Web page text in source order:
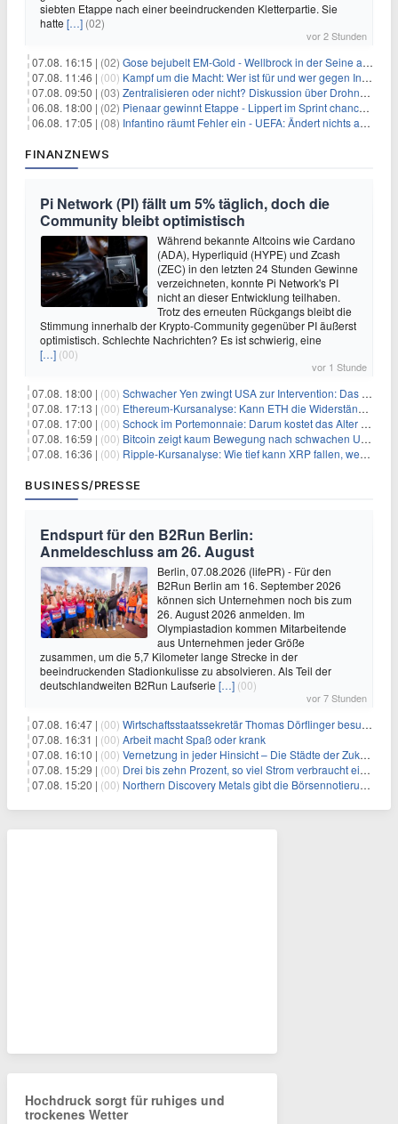
siebten Etappe nach einer beeindruckenden Kletterpartie. Sie
hatte […] (02)
vor 2 Stunden
07.08. 16:15 | (02) Gose bejubelt EM-Gold - Wellbrock in der Seine ausgebremst
07.08. 11:46 | (00) Kampf um die Macht: Wer ist für und wer gegen Infantino?
07.08. 09:50 | (03) Zentralisieren oder nicht? Diskussion über Drohnenabwehr
06.08. 18:00 | (02) Pienaar gewinnt Etappe - Lippert im Sprint chancenlos
06.08. 17:05 | (08) Infantino räumt Fehler ein - UEFA: Ändert nichts an Boykott
FINANZNEWS
Pi Network (PI) fällt um 5% täglich, doch die
Community bleibt optimistisch
Während bekannte Altcoins wie Cardano
(ADA), Hyperliquid (HYPE) und Zcash
(ZEC) in den letzten 24 Stunden Gewinne
verzeichneten, konnte Pi Network's PI
nicht an dieser Entwicklung teilhaben.
Trotz des erneuten Rückgangs bleibt die
Stimmung innerhalb der Krypto-Community gegenüber PI äußerst
optimistisch. Schlechte Nachrichten? Es ist schwierig, eine
[…] (00)
vor 1 Stunde
07.08. 18:00 | (00) Schwacher Yen zwingt USA zur Intervention: Das größte Risiko seit 15 Jahren
07.08. 17:13 | (00) Ethereum-Kursanalyse: Kann ETH die Widerstände der gleitenden Durchschnitte überwinden?
07.08. 17:00 | (00) Schock im Portemonnaie: Darum kostet das Alter deutlich mehr als Sie denken
07.08. 16:59 | (00) Bitcoin zeigt kaum Bewegung nach schwachen US-Arbeitsmarktdaten, Fed-Zinserhöhungschancen sinken auf 44%
07.08. 16:36 | (00) Ripple-Kursanalyse: Wie tief kann XRP fallen, wenn die $1-Unterstützung am Wochenende verloren geht?
BUSINESS/PRESSE
Endspurt für den B2Run Berlin:
Anmeldeschluss am 26. August
Berlin, 07.08.2026 (lifePR) - Für den
B2Run Berlin am 16. September 2026
können sich Unternehmen noch bis zum
26. August 2026 anmelden. Im
Olympiastadion kommen Mitarbeitende
aus Unternehmen jeder Größe
zusammen, um die 5,7 Kilometer lange Strecke in der
beeindruckenden Stadionkulisse zu absolvieren. Als Teil der
deutschlandweiten B2Run Laufserie […] (00)
vor 7 Stunden
07.08. 16:47 | (00) Wirtschaftsstaatssekretär Thomas Dörflinger besucht Handwerksbetrieb im Kammerbezirk Freiburg
07.08. 16:31 | (00) Arbeit macht Spaß oder krank
07.08. 16:10 | (00) Vernetzung in jeder Hinsicht – Die Städte der Zukunft sind grün-blau
07.08. 15:29 | (00) Drei bis zehn Prozent, so viel Strom verbraucht ein Aufzug im Gebäude
07.08. 15:20 | (00) Northern Discovery Metals gibt die Börsennotierung an der Frankfurter Wertpapierbörse bekannt
Hochdruck sorgt für ruhiges und
trockenes Wetter